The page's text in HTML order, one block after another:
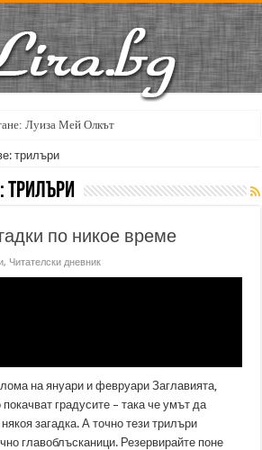
Луиза Мей Олкът
на големия поет винаги е и сила, и
трилъри
трилъри
по никое време
, Читателски дневник
на януари и февруари Заглавията,
градусите – така че умът да
загадка. А точно тези трилъри
главоблъсканици. Резервирайте поне